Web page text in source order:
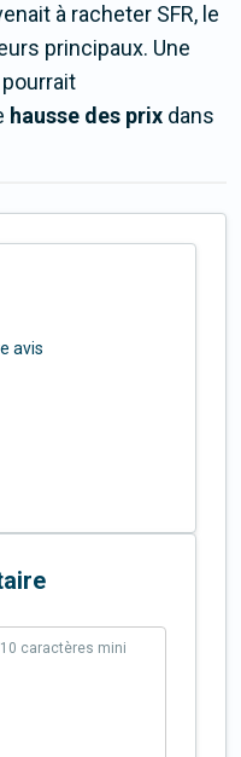
à racheter SFR, le
principaux. Une
hausse des prix dans
avis
caractères mini